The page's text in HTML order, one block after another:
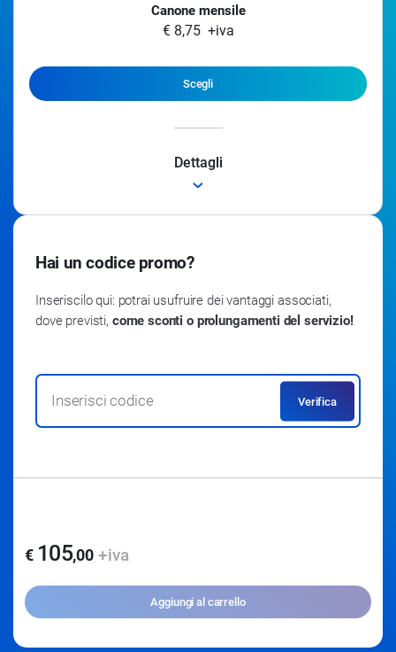
Canone mensile
€ 8,75 +iva
Scegli
Dettagli
Modulo base (in prova 15 giorni)
Hai un codice promo?
Inseriscilo qui: potrai usufruire dei vantaggi associati,
dove previsti, come sconti o prolungamenti del servizio!
Verifica
€ 105,00 +iva
Aggiungi al carrello